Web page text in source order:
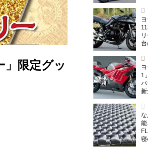
」限定グッ
1
新